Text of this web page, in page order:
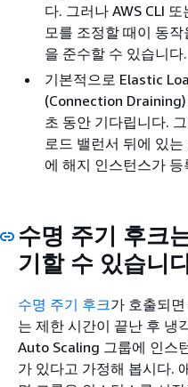
다. 그러나 AWS CLI
모를 조정할 때이 동
을 준수할 수 있습니다.
기본적으로 Elastic
(Connection
초 동안 기다립니다.
로드 밸런서 뒤에 있
에 해지 인스턴스가
수명 주기 후크
기할 수 있습니
수명 주기 후크가 호출되
는 제한 시간이 끝난 후 냉
Auto Scaling 그룹에 인스
가 있다고 가정해 봅시다.